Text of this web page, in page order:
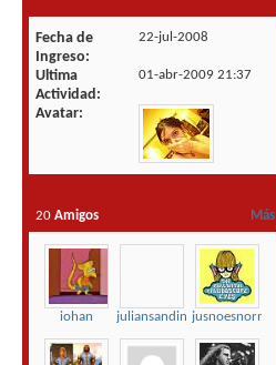
Fecha de
Ingreso
22-jul-2008
Ultima
Actividad
01-abr-2009 21:37
Avatar
Más
20 Amigos
iohan juliansandinistajusnoesnormal